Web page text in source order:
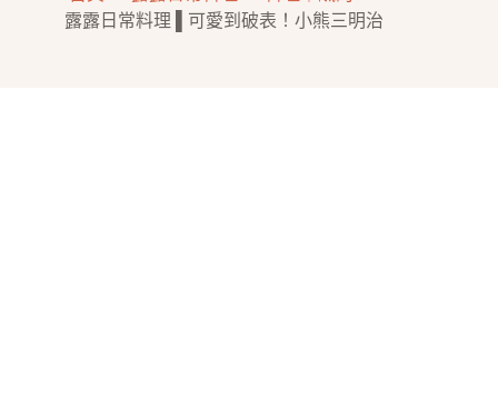
露露日常料理 ▌可愛到破表！小熊三明治